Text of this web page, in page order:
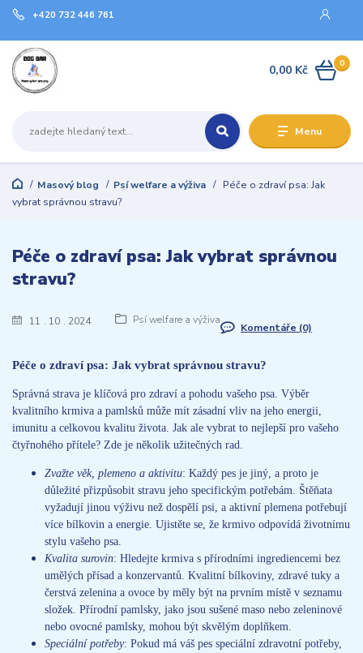
Menu
+420 732 446 761
0
0,00 Kč
Masový blog Psí welfare a výživa
Péče o zdraví psa: Jak
vybrat správnou stravu?
11 10 2024 Psí welfare a výživa
Komentáře (0)
Péče o zdraví psa: Jak vybrat správnou
stravu?
Péče o zdraví psa: Jak vybrat správnou stravu?
Správná strava je klíčová pro zdraví a pohodu vašeho psa. Výběr
kvalitního krmiva a pamlsků může mít zásadní vliv na jeho energii,
imunitu a celkovou kvalitu života. Jak ale vybrat to nejlepší pro vašeho
čtyřnohého přítele? Zde je několik užitečných rad.
Zvažte věk, plemeno a aktivitu: Každý pes je jiný, a proto je
důležité přizpůsobit stravu jeho specifickým potřebám. Štěňata
vyžadují jinou výživu než dospělí psi, a aktivní plemena potřebují
více bílkovin a energie. Ujistěte se, že krmivo odpovídá životnímu
stylu vašeho psa.
Kvalita surovin: Hledejte krmiva s přírodními ingrediencemi bez
umělých přísad a konzervantů. Kvalitní bílkoviny, zdravé tuky a
čerstvá zelenina a ovoce by měly být na prvním místě v seznamu
složek. Přírodní pamlsky, jako jsou sušené maso nebo zeleninové
nebo ovocné pamlsky, mohou být skvělým doplňkem.
Speciální potřeby: Pokud má váš pes speciální zdravotní potřeby,